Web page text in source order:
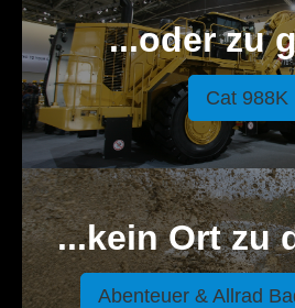
...oder zu
Cat 988K
...kein Ort zu
Abenteuer & Allrad